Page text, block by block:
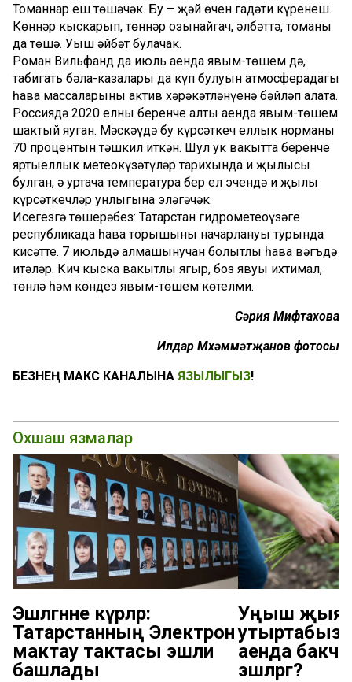
Томаннар еш төшәчәк. Бу – җәй өчен гадәти күренеш.
Көннәр кыскарып, төннәр озынайгач, әлбәттә, томаны
да төшә. Уңыш әйбәт булачак.
Роман Вильфанд да июль аенда явым-төшем дә,
табигать бәла-казалары да күп булуын атмосферадагы
һава массаларының актив хәрәкәтләнүенә бәйләп аңлата.
Россиядә 2020 елның беренче алты аенда явым-төшем
шактый яуган. Мәскәүдә бу күрсәткеч еллык норманың
70 процентын тәшкил иткән. Шул ук вакытта беренче
яртыеллык метеокүзәтүләр тарихында иң җылысы
булган, ә уртача температура бер ел эчендә иң җылы
күрсәткечләр унлыгына эләгәчәк.
Исегезгә төшерәбез: Татарстан гидрометеоүзәге
республикада һава торышының начарлануы турында
кисәтте. 7 июльдә алмашынучан болытлы һава вәгъдә
итәләр. Кич кыска вакытлы яңгыр, боз явуы ихтимал,
төнлә һәм көндез явым-төшем көтелми.
Сәрия Мифтахова
Илдар Мөхәммәтҗанов фотосы
БЕЗНЕҢ МАКС КАНАЛЫНА ЯЗЫЛЫГЫЗ!
Охшаш язмалар
Эшләгәнне күрәләр:
Татарстанның Электрон
мактау тактасы эшли
башлады
Уңыш
утыртабыз:
аенда
эшләргә?